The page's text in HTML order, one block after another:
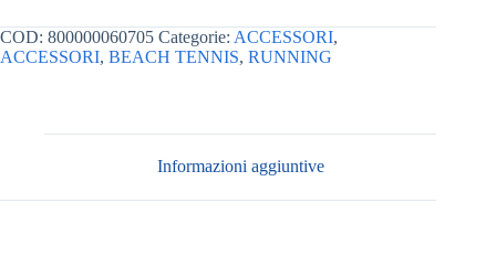
COD: 800000060705 Categorie: ACCESSORI,
ACCESSORI, BEACH TENNIS, RUNNING
Informazioni aggiuntive